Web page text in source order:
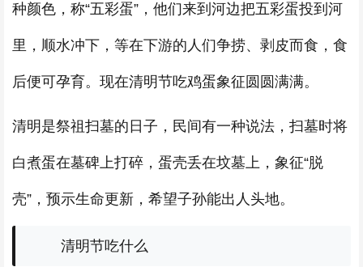
种颜色，称“五彩蛋”，他们来到河边把五彩蛋投到河
里，顺水冲下，等在下游的人们争捞、剥皮而食，食
后便可孕育。现在清明节吃鸡蛋象征圆圆满满。
清明是祭祖扫墓的日子，民间有一种说法，扫墓时将
白煮蛋在墓碑上打碎，蛋壳丢在坟墓上，象征“脱
壳”，预示生命更新，希望子孙能出人头地。
清明节吃什么